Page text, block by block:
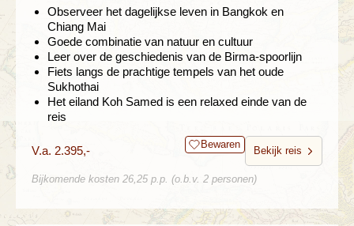
Observeer het dagelijkse leven in Bangkok en
Chiang Mai
Goede combinatie van natuur en cultuur
Leer over de geschiedenis van de Birma-spoorlijn
Fiets langs de prachtige tempels van het oude
Sukhothai
Het eiland Koh Samed is een relaxed einde van de
reis
V.a. 2.395,- Bewaren
Bekijk reis
Bijkomende kosten 26,25 p.p. (o.b.v. 2 personen)